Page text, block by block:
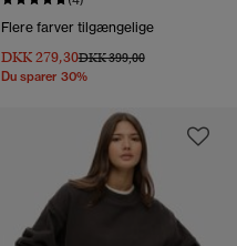
Flere farver tilgængelige
DKK 279,30Pris nedsat fra
DKK 399,00til
Du sparer 30%